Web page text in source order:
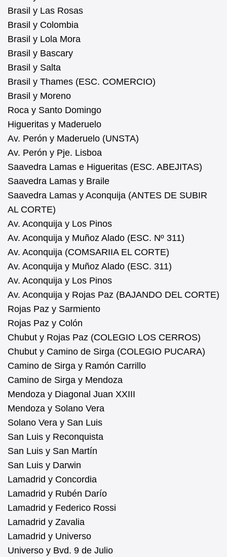
Brasil y Las Rosas
Brasil y Colombia
Brasil y Lola Mora
Brasil y Bascary
Brasil y Salta
Brasil y Thames (ESC. COMERCIO)
Brasil y Moreno
Roca y Santo Domingo
Higueritas y Maderuelo
Av. Perón y Maderuelo (UNSTA)
Av. Perón y Pje. Lisboa
Saavedra Lamas e Higueritas (ESC. ABEJITAS)
Saavedra Lamas y Braile
Saavedra Lamas y Aconquija (ANTES DE SUBIR
AL CORTE)
Av. Aconquija y Los Pinos
Av. Aconquija y Muñoz Alado (ESC. Nº 311)
Av. Aconquija (COMSARIIA EL CORTE)
Av. Aconquija y Muñoz Alado (ESC. 311)
Av. Aconquija y Los Pinos
Av. Aconquija y Rojas Paz (BAJANDO DEL CORTE)
Rojas Paz y Sarmiento
Rojas Paz y Colón
Chubut y Rojas Paz (COLEGIO LOS CERROS)
Chubut y Camino de Sirga (COLEGIO PUCARA)
Camino de Sirga y Ramón Carrillo
Camino de Sirga y Mendoza
Mendoza y Diagonal Juan XXIII
Mendoza y Solano Vera
Solano Vera y San Luis
San Luis y Reconquista
San Luis y San Martín
San Luis y Darwin
Lamadrid y Concordia
Lamadrid y Rubén Darío
Lamadrid y Federico Rossi
Lamadrid y Zavalia
Lamadrid y Universo
Universo y Bvd. 9 de Julio